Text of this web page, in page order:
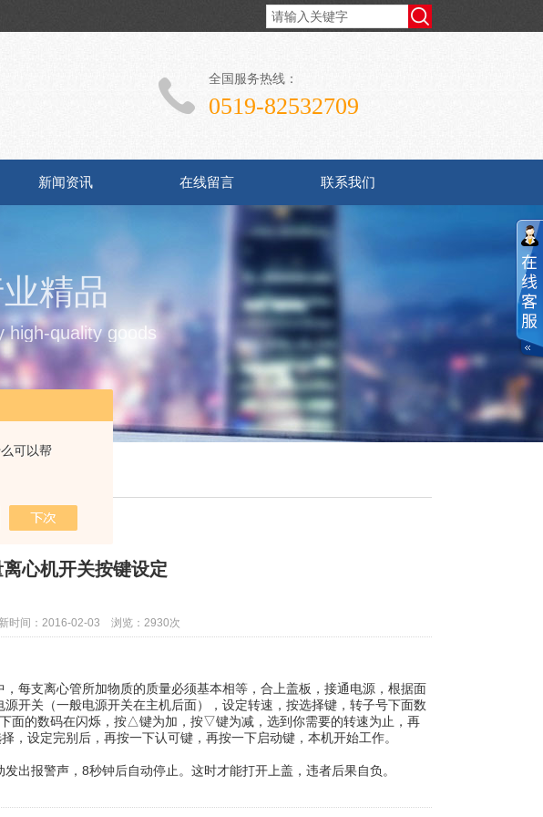
可以帮
全国服务热线：
0519-82532709
新闻资讯 在线留言 联系我们
精品
high-quality goods
心机开关按键设定
时间：2016-02-03 浏览：2930次
每支离心管所加物质的质量必须基本相等，合上盖板，接通电源，根据面
开关（一般电源开关在主机后面），设定转速，按选择键，转子号下面数
面的数码在闪烁，按△键为加，按▽键为减，选到你需要的转速为止，再
设定完别后，再按一下认可键，再按一下启动键，本机开始工作。
出报警声，8秒钟后自动停止。这时才能打开上盖，违者后果自负。